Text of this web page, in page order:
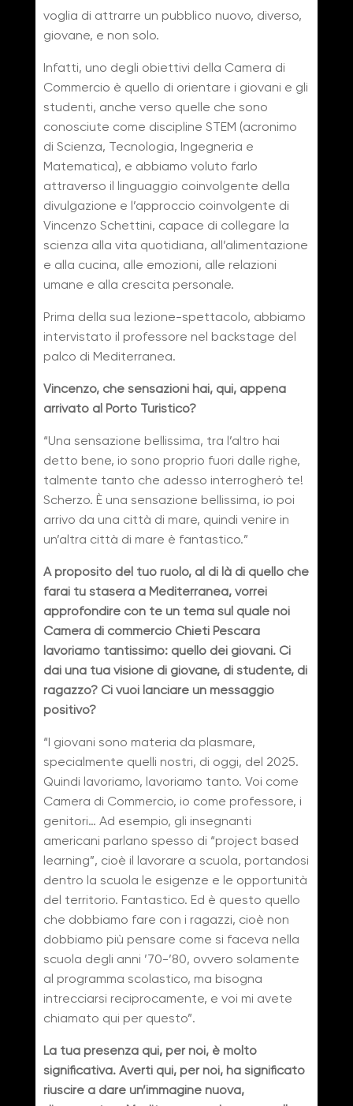
voglia di attrarre un pubblico nuovo, diverso,
giovane, e non solo.
Infatti, uno degli obiettivi della Camera di
Commercio è quello di orientare i giovani e gli
studenti, anche verso quelle che sono
conosciute come discipline STEM (acronimo
di Scienza, Tecnologia, Ingegneria e
Matematica), e abbiamo voluto farlo
attraverso il linguaggio coinvolgente della
divulgazione e l’approccio coinvolgente di
Vincenzo Schettini, capace di collegare la
scienza alla vita quotidiana, all’alimentazione
e alla cucina, alle emozioni, alle relazioni
umane e alla crescita personale.
Prima della sua lezione-spettacolo, abbiamo
intervistato il professore nel backstage del
palco di Mediterranea.
Vincenzo, che sensazioni hai, qui, appena
arrivato al Porto Turistico?
“Una sensazione bellissima, tra l’altro hai
detto bene, io sono proprio fuori dalle righe,
talmente tanto che adesso interrogherò te!
Scherzo. È una sensazione bellissima, io poi
arrivo da una città di mare, quindi venire in
un’altra città di mare è fantastico.”
A proposito del tuo ruolo, al di là di quello che
farai tu stasera a Mediterranea, vorrei
approfondire con te un tema sul quale noi
Camera di commercio Chieti Pescara
lavoriamo tantissimo: quello dei giovani. Ci
dai una tua visione di giovane, di studente, di
ragazzo? Ci vuoi lanciare un messaggio
positivo?
“I giovani sono materia da plasmare,
specialmente quelli nostri, di oggi, del 2025.
Quindi lavoriamo, lavoriamo tanto. Voi come
Camera di Commercio, io come professore, i
genitori… Ad esempio, gli insegnanti
americani parlano spesso di “project based
learning”, cioè il lavorare a scuola, portandosi
dentro la scuola le esigenze e le opportunità
del territorio. Fantastico. Ed è questo quello
che dobbiamo fare con i ragazzi, cioè non
dobbiamo più pensare come si faceva nella
scuola degli anni ’70-’80, ovvero solamente
al programma scolastico, ma bisogna
intrecciarsi reciprocamente, e voi mi avete
chiamato qui per questo”.
La tua presenza qui, per noi, è molto
significativa. Averti qui, per noi, ha significato
riuscire a dare un’immagine nuova,